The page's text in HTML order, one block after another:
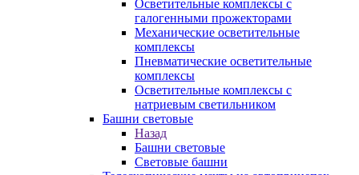
Осветительные комплексы с
галогенными прожекторами
Механические осветительные
комплексы
Пневматические осветительные
комплексы
Осветительные комплексы с
натриевым светильником
Башни световые
Назад
Башни световые
Световые башни